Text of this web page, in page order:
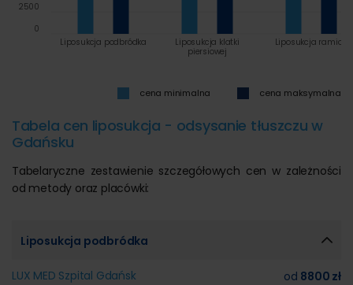
Liposukcja podbródka
Liposukcja klatki
piersiowej
Liposukcja ramion
0
2500
cena minimalna cena maksymalna
Tabela cen liposukcja - odsysanie tłuszczu w
Gdańsku
Tabelaryczne zestawienie szczegółowych cen w zależności
od metody oraz placówki:
Liposukcja podbródka
LUX MED Szpital Gdańsk od 8800 zł